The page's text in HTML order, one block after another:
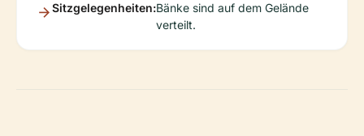
Sitzgelegenheiten:Bänke sind auf dem Gelände
verteilt.